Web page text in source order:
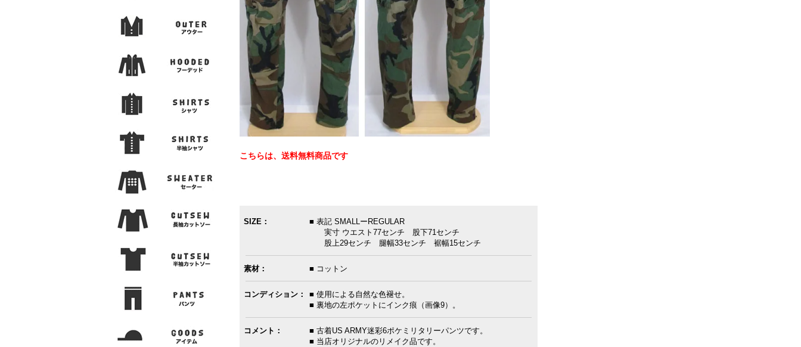
こちらは、送料無料商品です
SIZE：
■ 表記 SMALLーREGULAR
実寸 ウエスト77センチ 股下71センチ
股上29センチ 腿幅33センチ 裾幅15センチ
素材： ■ コットン
コンディション：
■ 使用による自然な色褪せ。
■ 裏地の左ポケットにインク痕（画像9）。
コメント：
■ 古着US ARMY迷彩6ポケミリタリーパンツです。
■ 当店オリジナルのリメイク品です。